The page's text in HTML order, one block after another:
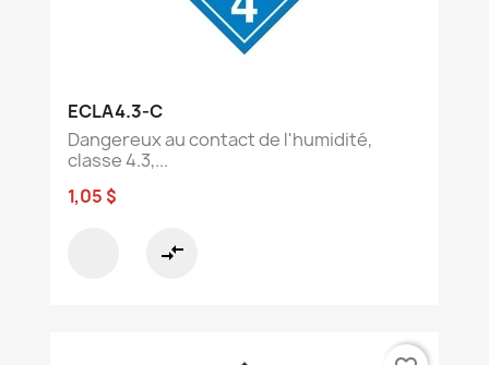
ECLA4.3-C
Dangereux au contact de l'humidité,
classe 4.3,...
1,05 $
compare_arrows